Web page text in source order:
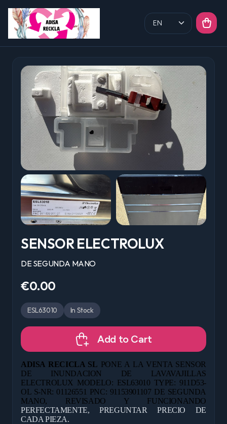
SENSOR ELECTROLUX
DE SEGUNDA MANO
€0.00
ESL63010 In Stock
Add to Cart
ADISA RECICLA SL PONE A LA VENTA SENSOR
DE INUNDACION DE LAVAVAJILLAS
ELECTROLUX MODELO: ESL63010 TYPE: 911D53-
OL S-NR: 01126551 PNC: 91153901107 DE SEGUNDA
MANO, REVISADO Y FUNCIONANDO
PERFECTAMENTE, PREGUNTAR PRECIO DE
CADA PIEZA.